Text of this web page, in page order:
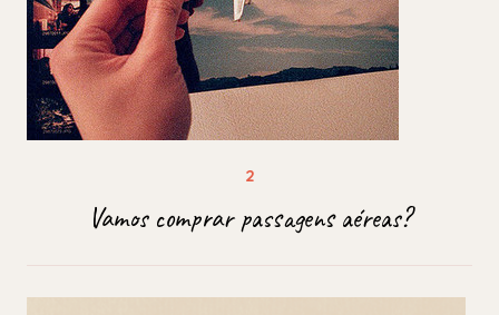
Vamos comprar passagens aéreas?